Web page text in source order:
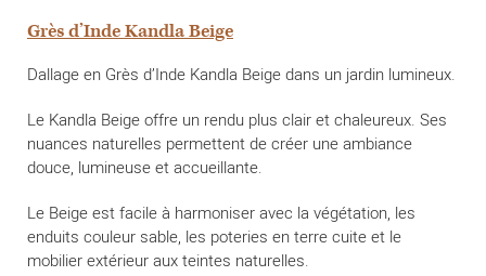
Grès d’Inde Kandla Beige
Dallage en Grès d’Inde Kandla Beige dans un jardin lumineux.
Le Kandla Beige offre un rendu plus clair et chaleureux. Ses
nuances naturelles permettent de créer une ambiance
douce, lumineuse et accueillante.
Le Beige est facile à harmoniser avec la végétation, les
enduits couleur sable, les poteries en terre cuite et le
mobilier extérieur aux teintes naturelles.